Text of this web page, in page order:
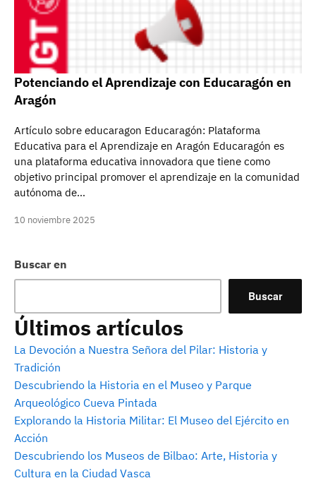
Buscar en
Buscar
Últimos artículos
La Devoción a Nuestra Señora del Pilar: Historia y
Tradición
Descubriendo la Historia en el Museo y Parque
Arqueológico Cueva Pintada
Explorando la Historia Militar: El Museo del Ejército en
Acción
Descubriendo los Museos de Bilbao: Arte, Historia y
Cultura en la Ciudad Vasca
Potenciando el Aprendizaje con Educaragón en
Aragón
Artículo sobre educaragon Educaragón: Plataforma
Educativa para el Aprendizaje en Aragón Educaragón es
una plataforma educativa innovadora que tiene como
objetivo principal promover el aprendizaje en la comunidad
autónoma de…
10 noviembre 2025